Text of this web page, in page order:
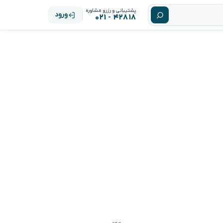
پشتیبانی و رزرو مشاوره
۴۲۸۱۸ - ۰۲۱ ورود